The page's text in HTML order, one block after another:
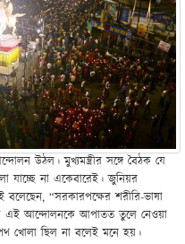
উঠল। মুখ্যমন্ত্রীর সঙ্গে বৈঠক যে
যাচ্ছে না একেবারেই। জুনিয়র
বলেছেন, “সরকারপক্ষের শরীরি-ভাষা
এই আন্দোলনকে আপাতত তুলে নেওয়া
খোলা ছিল না বলেই মনে হয়।